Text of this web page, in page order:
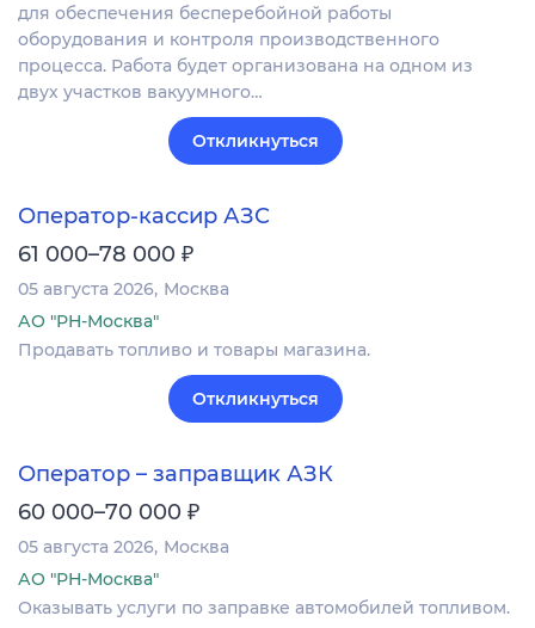
для обеспечения бесперебойной работы
оборудования и контроля производственного
процесса. Работа будет организована на одном из
двух участков вакуумного…
Откликнуться
Оператор-кассир АЗС
61 000–78 000 ₽
05 августа 2026 Москва
АО "РН-Москва"
Продавать топливо и товары магазина.
Откликнуться
Оператор – заправщик АЗК
60 000–70 000 ₽
05 августа 2026 Москва
АО "РН-Москва"
Оказывать услуги по заправке автомобилей топливом.